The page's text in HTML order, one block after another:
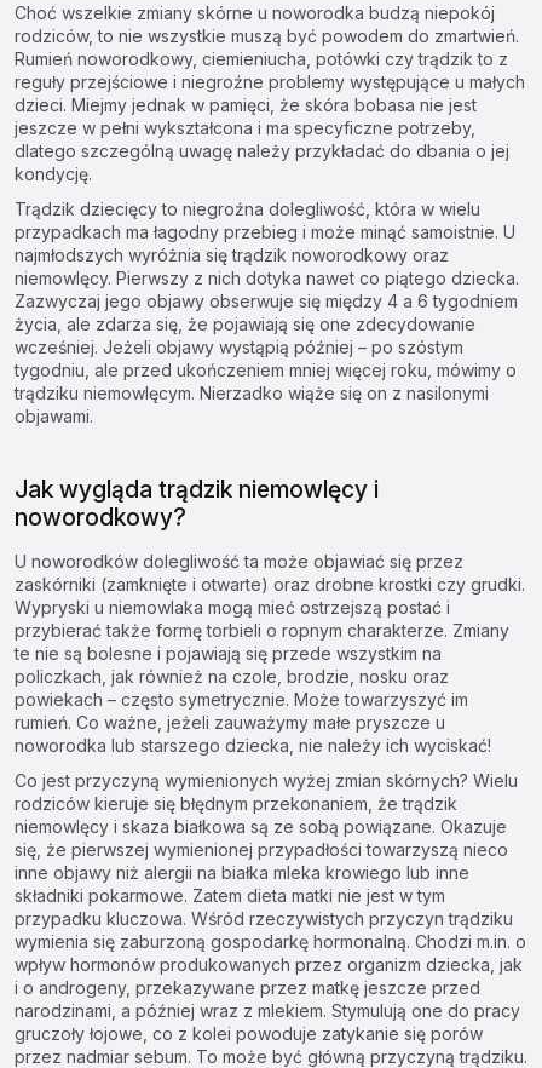
Choć wszelkie zmiany skórne u noworodka budzą niepokój
rodziców, to nie wszystkie muszą być powodem do zmartwień.
Rumień noworodkowy, ciemieniucha, potówki czy trądzik to z
reguły przejściowe i niegroźne problemy występujące u małych
dzieci. Miejmy jednak w pamięci, że skóra bobasa nie jest
jeszcze w pełni wykształcona i ma specyficzne potrzeby,
dlatego szczególną uwagę należy przykładać do dbania o jej
kondycję.
Trądzik dziecięcy to niegroźna dolegliwość, która w wielu
przypadkach ma łagodny przebieg i może minąć samoistnie. U
najmłodszych wyróżnia się trądzik noworodkowy oraz
niemowlęcy. Pierwszy z nich dotyka nawet co piątego dziecka.
Zazwyczaj jego objawy obserwuje się między 4 a 6 tygodniem
życia, ale zdarza się, że pojawiają się one zdecydowanie
wcześniej. Jeżeli objawy wystąpią później – po szóstym
tygodniu, ale przed ukończeniem mniej więcej roku, mówimy o
trądziku niemowlęcym. Nierzadko wiąże się on z nasilonymi
objawami.
Jak wygląda trądzik niemowlęcy i
noworodkowy?
U noworodków dolegliwość ta może objawiać się przez
zaskórniki (zamknięte i otwarte) oraz drobne krostki czy grudki.
Wypryski u niemowlaka mogą mieć ostrzejszą postać i
przybierać także formę torbieli o ropnym charakterze. Zmiany
te nie są bolesne i pojawiają się przede wszystkim na
policzkach, jak również na czole, brodzie, nosku oraz
powiekach – często symetrycznie. Może towarzyszyć im
rumień. Co ważne, jeżeli zauważymy małe pryszcze u
noworodka lub starszego dziecka, nie należy ich wyciskać!
Co jest przyczyną wymienionych wyżej zmian skórnych? Wielu
rodziców kieruje się błędnym przekonaniem, że trądzik
niemowlęcy i skaza białkowa są ze sobą powiązane. Okazuje
się, że pierwszej wymienionej przypadłości towarzyszą nieco
inne objawy niż alergii na białka mleka krowiego lub inne
składniki pokarmowe. Zatem dieta matki nie jest w tym
przypadku kluczowa. Wśród rzeczywistych przyczyn trądziku
wymienia się zaburzoną gospodarkę hormonalną. Chodzi m.in. o
wpływ hormonów produkowanych przez organizm dziecka, jak
i o androgeny, przekazywane przez matkę jeszcze przed
narodzinami, a później wraz z mlekiem. Stymulują one do pracy
gruczoły łojowe, co z kolei powoduje zatykanie się porów
przez nadmiar sebum. To może być główną przyczyną trądziku.